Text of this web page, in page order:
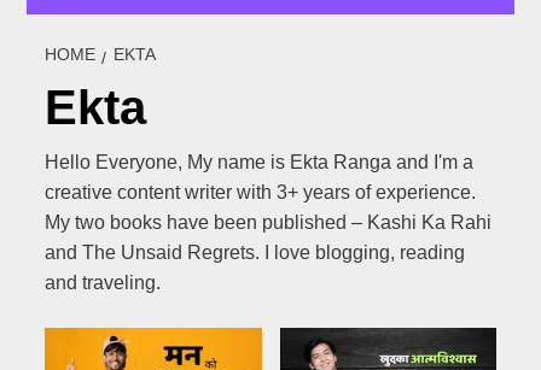
HOME EKTA
Ekta
Hello Everyone, My name is Ekta Ranga and I'm a
creative content writer with 3+ years of experience.
My two books have been published – Kashi Ka Rahi
and The Unsaid Regrets. I love blogging, reading
and traveling.